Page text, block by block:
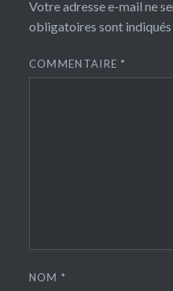
Votre adresse e-mail ne
obligatoires sont indiqués
COMMENTAIRE*
NOM*